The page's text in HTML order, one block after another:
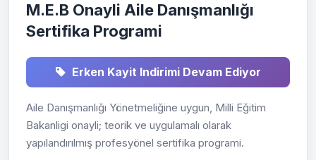
M.E.B Onayli Aile Danışmanlığı
Sertifika Programi
Erken Kayit Indirimi Devam Ediyor
Aile Danışmanlığı Yönetmeliğine uygun, Milli Eğitim
Bakanligi onayli; teorik ve uygulamalı olarak
yapılandırılmış profesyönel sertifika programi.